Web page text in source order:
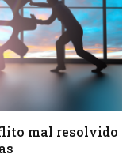
mal resolvido